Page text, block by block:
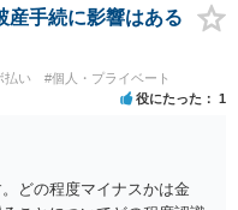
に難しい案件であり、公開の
に思われますので、資料等
とをお勧めします。
産手続に影響はある
払い #個人・プライベート
役にたった 1
どの程度マイナスかは金